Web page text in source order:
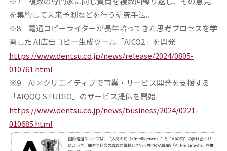
を集約して未来予測などを行う研究手法。
※8 電通コピーライターが長年培ってきた思考プロセスを学
習した AI広告コピー生成ツール「AICO2」を開発
https://www.dentsu.co.jp/news/release/2024/0805-
010761.html
※9 AI×クリエイティブで事業・サービス開発を支援する
「AIQQQ STUDIO」のサービス提供を開始
https://www.dentsu.co.jp/news/business/2024/0221-
010685.html